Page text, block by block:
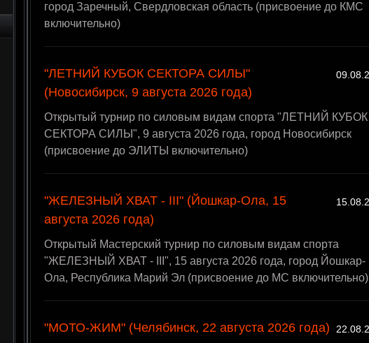
город Заречный, Свердловская область (присвоение до КМС
включительно)
"ЛЕТНИЙ КУБОК СЕКТОРА СИЛЫ"
(Новосибирск, 9 августа 2026 года)
Открытый турнир по силовым видам спорта "ЛЕТНИЙ КУБОК
СЕКТОРА СИЛЫ", 9 августа 2026 года, город Новосибирск
(присвоение до ЭЛИТЫ включительно)
"ЖЕЛЕЗНЫЙ ХВАТ - III" (Йошкар-Ола, 15
августа 2026 года)
Открытый Мастерский турнир по силовым видам спорта
"ЖЕЛЕЗНЫЙ ХВАТ - III", 15 августа 2026 года, город Йошкар-
Ола, Республика Марий Эл (присвоение до МС включительно)
"МОТО-ЖИМ" (Челябинск, 22 августа 2026 года)